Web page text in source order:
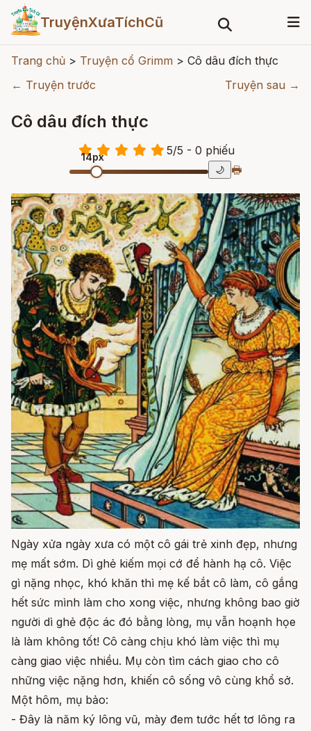
TruyệnXưaTíchCũ
Trang chủ > Truyện cổ Grimm > Cô dâu đích thực
← Truyện trước
Truyện sau →
Cô dâu đích thực
5/5 - 0 phiếu
14px
🌙 🖶
Ngày xửa ngày xưa có một cô gái trẻ xinh đẹp, nhưng
mẹ mất sớm. Dì ghẻ kiếm mọi cớ để hành hạ cô. Việc
gì nặng nhọc, khó khăn thì mẹ kế bắt cô làm, cô gắng
hết sức mình làm cho xong việc, nhưng không bao giờ
người dì ghẻ độc ác đó bằng lòng, mụ vẫn hoạnh họe
là làm không tốt! Cô càng chịu khó làm việc thì mụ
càng giao việc nhiều. Mụ còn tìm cách giao cho cô
những việc nặng hơn, khiến cô sống vô cùng khổ sở.
Một hôm, mụ bảo:
- Đây là năm ký lông vũ, mày đem tước hết tơ lông ra